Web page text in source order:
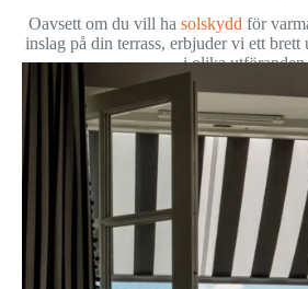
Oavsett om du vill ha solskydd för
inslag på din terrass, erbjuder vi ett brett
i olika utföranden.